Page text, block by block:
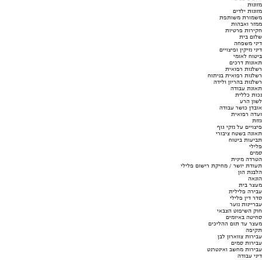
מזונות
מזונות ילדים
משמורת משותפת
ממזר ואבהות
חקירות פרטיות
שלום בית
דיני משפחה
דיני נזיקין ופיצויים
ביטוח לאומי
תאונות דרכים
רשלנות רפואית
רשלנות רפואית בניתוח
רשלנות בהריון ולידה
תאונת עבודה
נכות כללית
לשון הרע
אובדן כושר עבודה
ועדה רפואית
גזזת
פיצויים על נזקי גוף
תאונה בשטח ציבורי
תביעות ביטוח
פלילי
סמים
הטרדה מינית
תעודת יושר / מחיקת רישום פלילי
הלבנת הון
הונאה
מעצר בית
עבירה פלילית
סדר דין פלילי
עבריינות נוער
חוק השיפוט הצבאי
סחיטה באיומים
מעצר עד תום ההליכים
תקיפה
עבירות צווארון לבן
עבירות סמים
עבירות מחשב ואינטרנט
דיני עבודה